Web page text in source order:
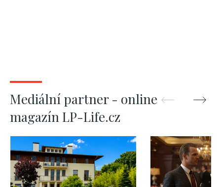
Mediální partner - online
magazín LP-Life.cz